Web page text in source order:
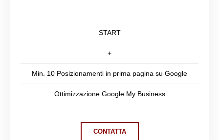
START
+
Min. 10 Posizionamenti in prima pagina su Google
Ottimizzazione Google My Business
CONTATTA